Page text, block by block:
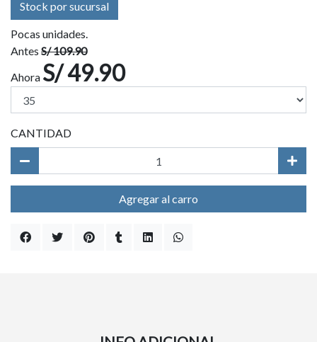
Stock por sucursal
Pocas unidades.
Antes S/ 109.90
Ahora S/ 49.90
CANTIDAD
Agregar al carro